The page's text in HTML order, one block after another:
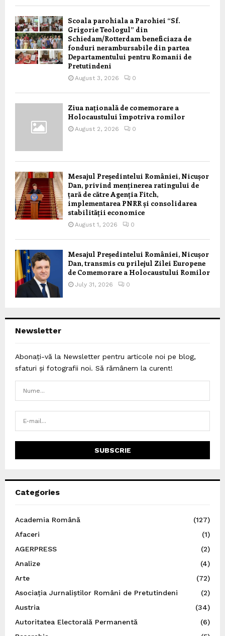
Scoala parohiala a Parohiei “Sf.
Grigorie Teologul” din
Schiedam/Rotterdam beneficiaza de
fonduri nerambursabile din partea
Departamentului pentru Romanii de
Pretutindeni
August 3, 2026 0
Ziua națională de comemorare a
Holocaustului împotriva romilor
August 2, 2026 0
Mesajul Președintelui României, Nicușor
Dan, privind menținerea ratingului de
țară de către Agenția Fitch,
implementarea PNRR și consolidarea
stabilității economice
August 1, 2026 0
Mesajul Președintelui României, Nicușor
Dan, transmis cu prilejul Zilei Europene
de Comemorare a Holocaustului Romilor
July 31, 2026 0
Newsletter
Abonați-vă la Newsletter pentru articole noi pe blog,
sfaturi și fotografii noi. Să rămânem la curent!
Categories
Academia Română
(127)
Afaceri
(1)
AGERPRESS
(2)
Analize
(4)
Arte
(72)
Asociația Jurnaliștilor Români de Pretutindeni
(2)
Austria
(34)
Autoritatea Electorală Permanentă
(6)